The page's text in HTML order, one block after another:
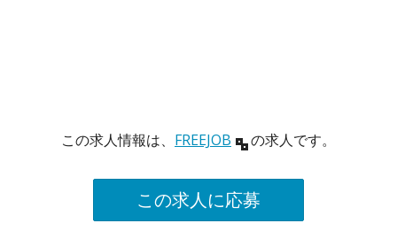
この求人情報は、 FREEJOB の求人です。
この求人に応募